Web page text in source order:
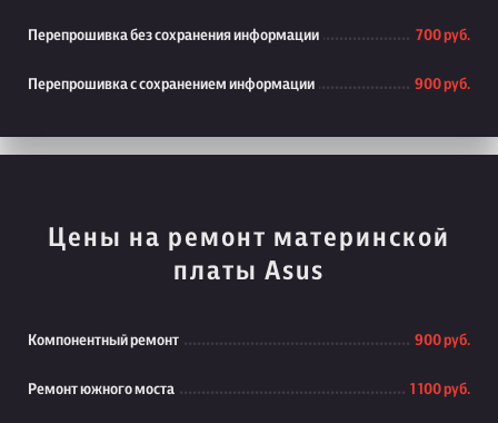
Перепрошивка без сохранения информации 700 руб.
Перепрошивка с сохранением информации 900 руб.
Цены на ремонт материнской
платы Asus
Компонентный ремонт 900 руб.
Ремонт южного моста 1 100 руб.